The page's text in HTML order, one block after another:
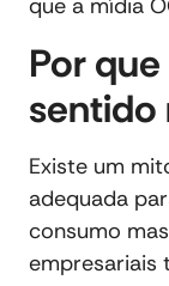
que a mídia
Por
sentido
Existe um
adequada
consumo
empresariais